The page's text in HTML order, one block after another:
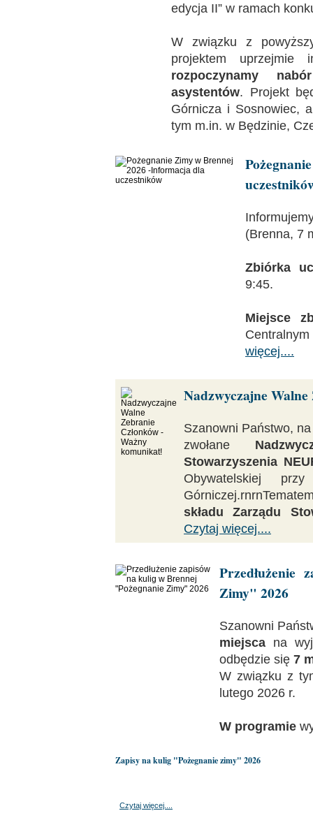
edycja II” w ramach
W związku z
projektem uprzejmie
rozpoczynamy
asystentów. Projekt
Górnicza i Sosnowiec,
tym m.in. w Będzinie,
(Brenna, 7
Zbiórka
9:45.
Miejsce
więcej....
Nadzwyczajne
Szanowni Państwo,
zwołane
Stowarzyszenia
Obywatelskiej
składu Zarządu
Czytaj więcej....
Przedłużenie
Zimy" 2026
Szanowni
miejsca na
odbędzie się 7
W związku z
lutego 2026 r.
W programie
Zapisy na kulig "Pożegnanie zimy" 2026
Czytaj więcej....